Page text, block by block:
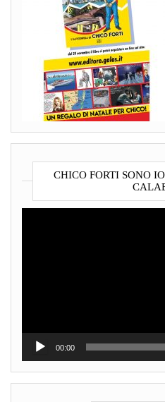
CHICO FORTI SONO
00:00